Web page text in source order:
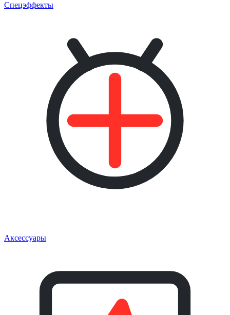
Спецэффекты
Аксессуары